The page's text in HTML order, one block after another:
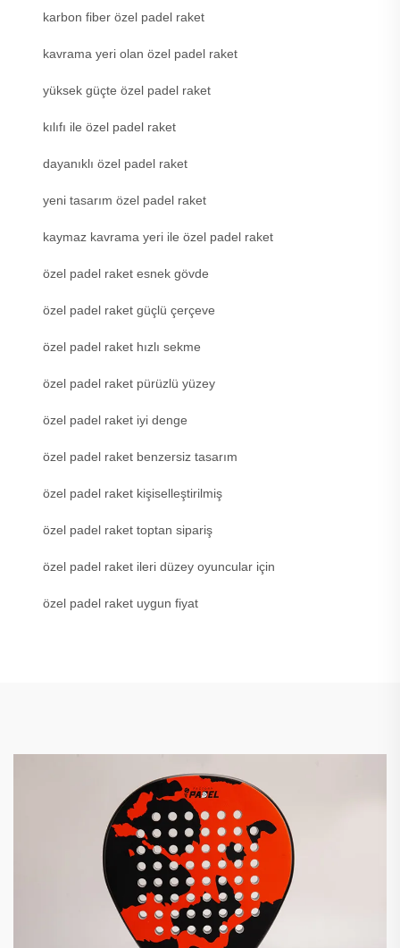
karbon fiber özel padel raket
kavrama yeri olan özel padel raket
yüksek güçte özel padel raket
kılıfı ile özel padel raket
dayanıklı özel padel raket
yeni tasarım özel padel raket
kaymaz kavrama yeri ile özel padel raket
özel padel raket esnek gövde
özel padel raket güçlü çerçeve
özel padel raket hızlı sekme
özel padel raket pürüzlü yüzey
özel padel raket iyi denge
özel padel raket benzersiz tasarım
özel padel raket kişiselleştirilmiş
özel padel raket toptan sipariş
özel padel raket ileri düzey oyuncular için
özel padel raket uygun fiyat